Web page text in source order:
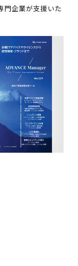
門企業が支援いた